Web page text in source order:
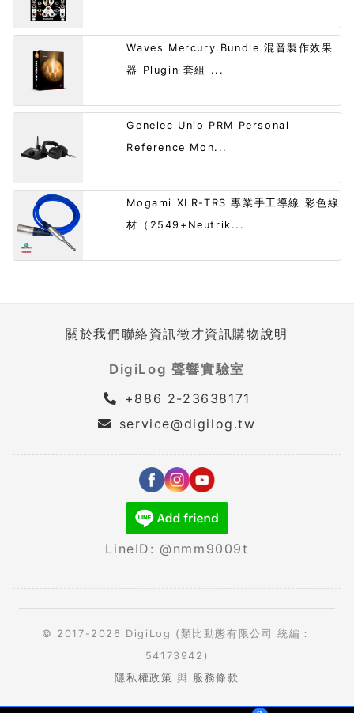
Waves Mercury Bundle 混音製作效果
器 Plugin 套組 ...
Genelec Unio PRM Personal
Reference Mon...
Mogami XLR-TRS 專業手工導線 彩色線
材（2549+Neutrik...
關於我們聯絡資訊徵才資訊購物說明
DigiLog 聲響實驗室
+886 2-23638171
service@digilog.tw
LineID: @nmm9009t
© 2017-2026 DigiLog (類比動態有限公司 統編：
54173942)
隱私權政策 與 服務條款